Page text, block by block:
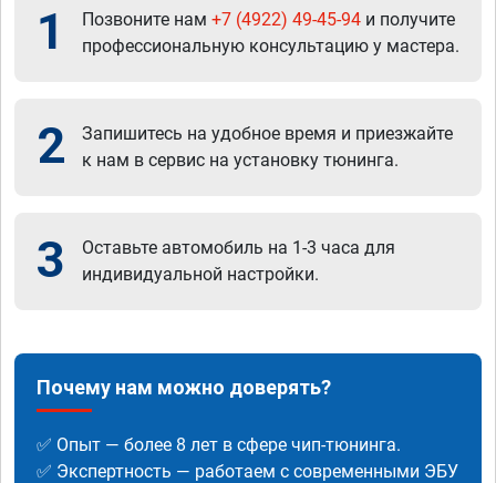
1 Позвоните нам +7 (4922) 49-45-94 и получите
профессиональную консультацию у мастера.
2
Запишитесь на удобное время и приезжайте
к нам в сервис на установку тюнинга.
3
Оставьте автомобиль на 1-3 часа для
индивидуальной настройки.
Почему нам можно доверять?
✅ Опыт — более 8 лет в сфере чип-тюнинга.
✅ Экспертность — работаем с современными ЭБУ